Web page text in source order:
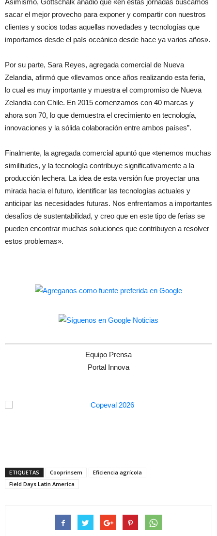
Asimismo, Gottschalk añadió que «en estas jornadas buscamos
sacar el mejor provecho para exponer y compartir con nuestros
clientes y socios todas aquellas novedades y tecnologías que
importamos desde el país oceánico desde hace ya varios años».
Por su parte, Sara Reyes, agregada comercial de Nueva
Zelandia, afirmó que «llevamos once años realizando esta feria,
lo cual es muy importante y muestra el compromiso de Nueva
Zelandia con Chile. En 2015 comenzamos con 40 marcas y
ahora son 70, lo que demuestra el crecimiento en tecnología,
innovaciones y la sólida colaboración entre ambos países”.
Finalmente, la agregada comercial apuntó que «tenemos muchas
similitudes, y la tecnología contribuye significativamente a la
producción lechera. La idea de esta versión fue proyectar una
mirada hacia el futuro, identificar las tecnologías actuales y
anticipar las necesidades futuras. Nos enfrentamos a importantes
desafíos de sustentabilidad, y creo que en este tipo de ferias se
pueden encontrar muchas soluciones que contribuyen a resolver
estos problemas».
Equipo Prensa
Portal Innova
ETIQUETAS Cooprinsem
Eficiencia agrícola
Field Days Latin America